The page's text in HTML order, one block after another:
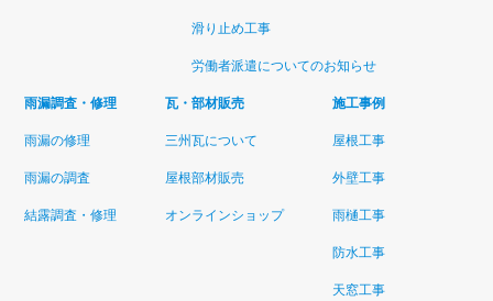
滑り止め工事
労働者派遣についてのお知らせ
雨漏調査・修理
雨漏の修理
雨漏の調査
結露調査・修理
瓦・部材販売
三州瓦について
屋根部材販売
オンラインショップ
施工事例
屋根工事
外壁工事
雨樋工事
防水工事
天窓工事